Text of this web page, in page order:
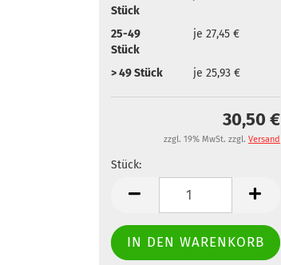
Stück
25-49
Stück
je 27,45 €
> 49 Stück je 25,93 €
30,50 €
zzgl. 19% MwSt. zzgl. Versand
Stück:
Stück